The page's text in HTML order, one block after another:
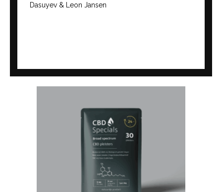
Dasuyev & Leon Jansen